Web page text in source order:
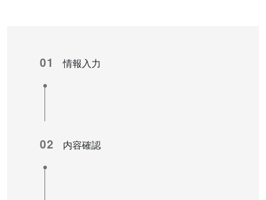
01 情報入力
02 内容確認